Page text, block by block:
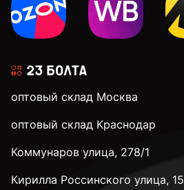
оптовый склад Москва
оптовый склад Краснодар
Коммунаров улица, 278/1
Кирилла Россинского улица, 15